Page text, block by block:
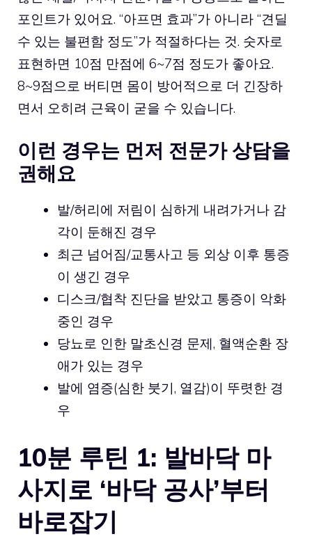
포인트가 있어요. “아프면 효과”가 아니라 “견딜
수 있는 불편함 정도”가 적절하다는 것. 숫자로
표현하면 10점 만점에 6~7점 정도가 좋아요.
8~9점으로 버티면 몸이 방어적으로 더 긴장하
면서 오히려 근육이 굳을 수 있습니다.
이런 경우는 먼저 전문가 상담을
권해요
발/허리에 저림이 심하게 내려가거나 감
각이 둔해진 경우
최근 넘어짐/교통사고 등 외상 이후 통증
이 생긴 경우
디스크/협착 진단을 받았고 통증이 악화
중인 경우
당뇨로 인한 말초신경 문제, 혈액순환 장
애가 있는 경우
발에 염증(심한 붓기, 열감)이 뚜렷한 경
우
10분 루틴 1: 발바닥 마
사지로 ‘바닥 공사’부터
바로잡기